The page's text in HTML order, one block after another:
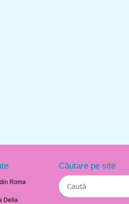
Roma
Delia
Căutare pe site